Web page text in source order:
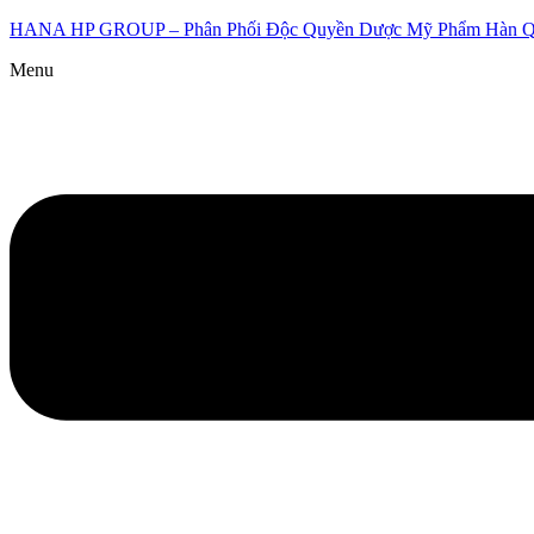
HANA HP GROUP – Phân Phối Độc Quyền Dược Mỹ Phẩm Hàn
Menu